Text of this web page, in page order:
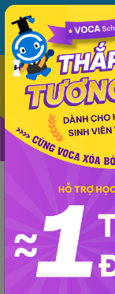
MENU
Từ vựng
Kiến thức ngữ pháp
Ngữ pháp
Tổng hợp